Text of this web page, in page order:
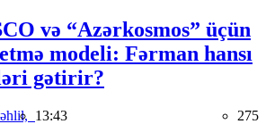
və “Azərkosmos” üçün
modeli: Fərman hansı
gətirir?
13:43 275